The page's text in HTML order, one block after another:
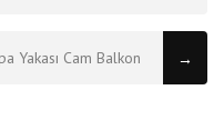
Yakası Cam Balkon →